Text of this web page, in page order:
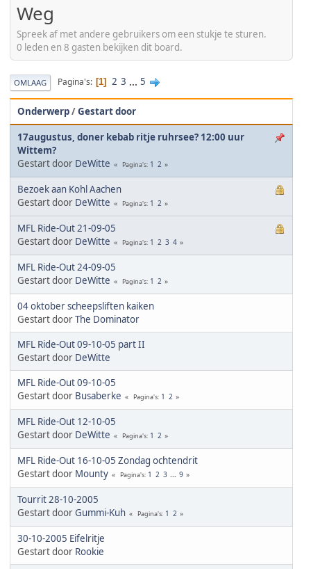
Weg
Spreek af met andere gebruikers om een stukje te sturen.
0 leden en 8 gasten bekijken dit board.
OMLAAG Pagina's 1 2 3 ... 5
Onderwerp/Gestart door
17augustus, doner kebab ritje ruhrsee? 12:00 uur
Wittem?
Gestart door DeWitte Pagina's 1 2
Bezoek aan Kohl Aachen
Gestart door DeWitte Pagina's 1 2
MFL Ride-Out 21-09-05
Gestart door DeWitte Pagina's 1 2 3 4
MFL Ride-Out 24-09-05
Gestart door DeWitte Pagina's 1 2
04 oktober scheepsliften kaiken
Gestart doorThe Dominator
MFL Ride-Out 09-10-05 part II
Gestart door DeWitte
MFL Ride-Out 09-10-05
Gestart door Busaberke Pagina's 1 2
MFL Ride-Out 12-10-05
Gestart door DeWitte Pagina's 1 2
MFL Ride-Out 16-10-05 Zondag ochtendrit
Gestart door Mounty Pagina's 1 2 3 ... 9
Tourrit 28-10-2005
Gestart doorGummi-Kuh Pagina's 1 2
30-10-2005 Eifelritje
Gestart door Rookie